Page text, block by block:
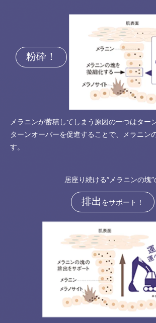
粉砕！
メラニンが蓄積してしまう原因の一つはター
ターンオーバーを促進することで、メラニン
す。
居座り続ける“メラニンの塊”
排出 をサポート！